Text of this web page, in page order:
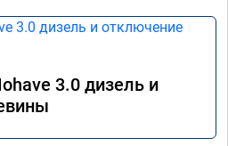
3.0 дизель и